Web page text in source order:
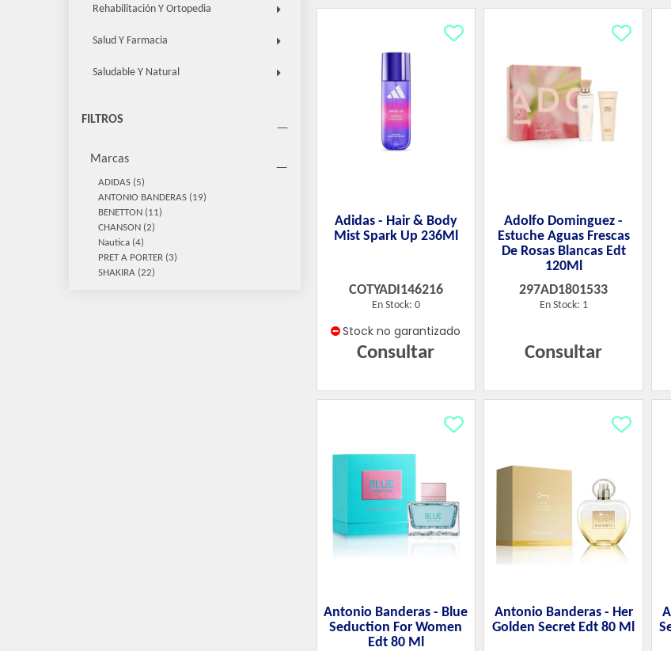
Rehabilitación Y Ortopedia
Salud Y Farmacia
Saludable Y Natural
FILTROS
Marcas
ADIDAS (5)
ANTONIO BANDERAS (19)
BENETTON (11)
CHANSON (2)
Nautica (4)
PRET A PORTER (3)
SHAKIRA (22)
Adidas - Hair & Body
Mist Spark Up 236Ml
COTYADI146216
En Stock: 0
Stock no garantizado
Consultar
Adolfo Dominguez -
Estuche Aguas Frescas
De Rosas Blancas Edt
120Ml
297AD1801533
En Stock: 1
Consultar
Antonio Banderas - Blue
Seduction For Women
Edt 80 Ml
Antonio Banderas - Her
Golden Secret Edt 80 Ml